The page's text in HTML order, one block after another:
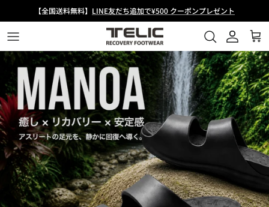
ン
テ
ツ
ス
キ
ッ
プ
【全国送料無料】 LINE友だち追加で¥500 クーポンプレゼント
トング
スライド
バックル
スポーツサンダル
サボ
シューズ
サボ
ブーツ
W-FLIP SHARK
W-CLOUD
W-BUCKLE2
FLIPFLOP
ALLROADS-S4
ALLROADS-KONA
About Us
ニュース
メディア掲載
TELIC × 中村克
TELICアスリート
TEAM SUPPORT SURVICE
唯一無二の厚底シャークソール
W-FLIP SHARK